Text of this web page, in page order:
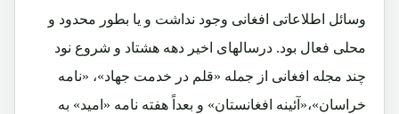
وسائل اطلاعاتی افغانی وجود نداشت و یا بطور محدود و
محلی فعال بود. درسالهای اخیر دهه هشتاد و شروع نود
چند مجله افغانی از جمله «قلم در خدمت جهاد»، «نامه
خراسان»،«آئینه افغانستان» و بعداً هفته نامه «امید» به